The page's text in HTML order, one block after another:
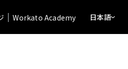
Workato Academy 日本語